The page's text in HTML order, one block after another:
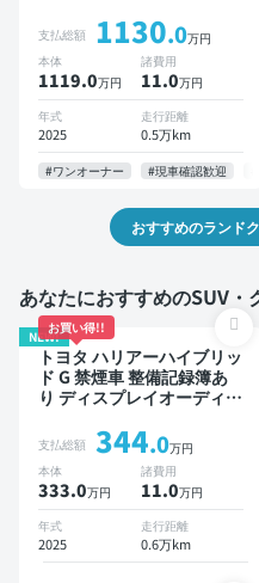
TV 後席モニター ブライン
ドスポットモニター デジタ
ルインナーミラー オートク
ルーズ 3列シート スマート
キー ETC サンルーフ 電動
バックドア バックモニター
全方位カメラ ドライブレコ
ーダー フルエアロ 7人乗り
支払総額 1130.0万円
本体
1119.0万円
諸費用
11.0万円
年式
2025
走行距離
0.5万km
#ワンオーナー #現車確認歓迎
おすすめのランド
あなたにおすすめのSUV・
NEW!
お買い得!!
トヨタ ハリアーハイブリッ
ド G 禁煙車 整備記録簿あ
り ディスプレイオーディオ
ニター デジタルインナーミ
ラー オートクルーズ ワイ
ヤレスキー ETC 電動バッ
クドア バックモニター 全
方位カメラ ドライブレコー
ダー 衝突軽減
支払総額 344.0万円
本体
333.0万円
諸費用
11.0万円
年式
2025
走行距離
0.6万km